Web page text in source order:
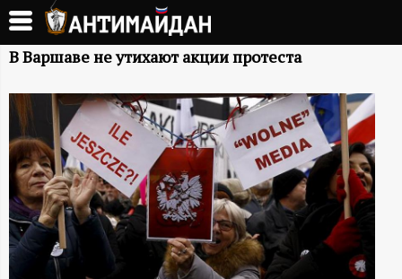
Перейти
основному
А
Н
Т
И
М
В Варшаве не утихают акции протеста